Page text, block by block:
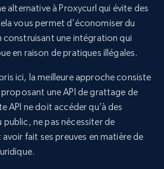
alternative à Proxycurl qui évite des
vous permet d’économiser du
une intégration qui
en raison de pratiques illégales.
ici, la meilleure approche consiste
une API de grattage de
API ne doit accéder qu’à des
public, ne pas nécessiter de
fait ses preuves en matière de